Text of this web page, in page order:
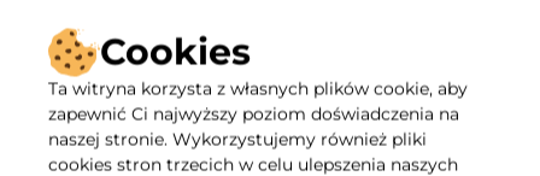
Opis
Specyfikacja
Cookies
Ta witryna korzysta z własnych plików cookie, aby
zapewnić Ci najwyższy poziom doświadczenia na
naszej stronie. Wykorzystujemy również pliki
cookies stron trzecich w celu ulepszenia naszych